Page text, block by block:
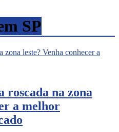
SP
na zona
a melhor